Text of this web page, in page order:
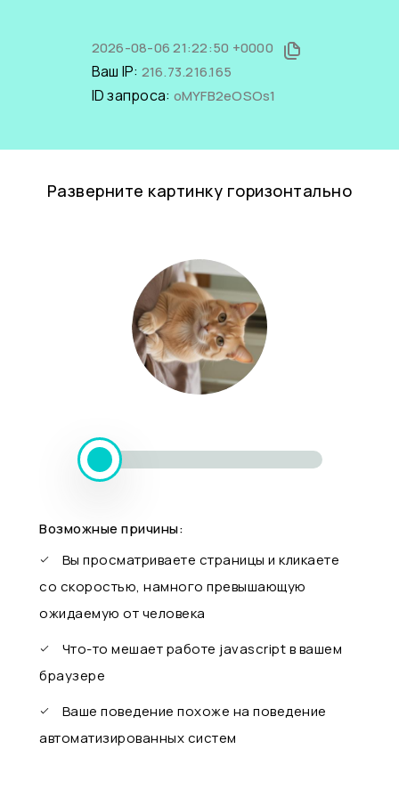
2026-08-06 21:22:50 +0000
Ваш IP: 216.73.216.165
ID запроса: oMYFB2eOSOs1
Разверните картинку горизонтально
Возможные причины:
Вы просматриваете страницы и кликаете
со скоростью, намного превышающую
ожидаемую от человека
Что-то мешает работе javascript в вашем
браузере
Ваше поведение похоже на поведение
автоматизированных систем